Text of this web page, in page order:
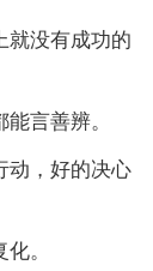
就没有成功的
言善辨。
动，好的决心
。